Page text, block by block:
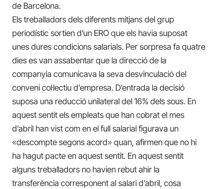
de Barcelona.
Els treballadors dels diferents mitjans del grup
periodístic sortien d’un ERO que els havia suposat
unes dures condicions salarials. Per sorpresa fa quatre
dies es van assabentar que la direcció de la
companyia comunicava la seva desvinculació del
conveni col·lectiu d’empresa. D’entrada la decisió
suposa una reducció unilateral del 16% dels sous. En
aquest sentit els empleats que han cobrat el mes
d’abril han vist com en el full salarial figurava un
«descompte segons acord» quan, afirmen que no hi
ha hagut pacte en aquest sentit. En aquest sentit
alguns treballadors no havien rebut ahir la
transferència corresponent al salari d’abril, cosa